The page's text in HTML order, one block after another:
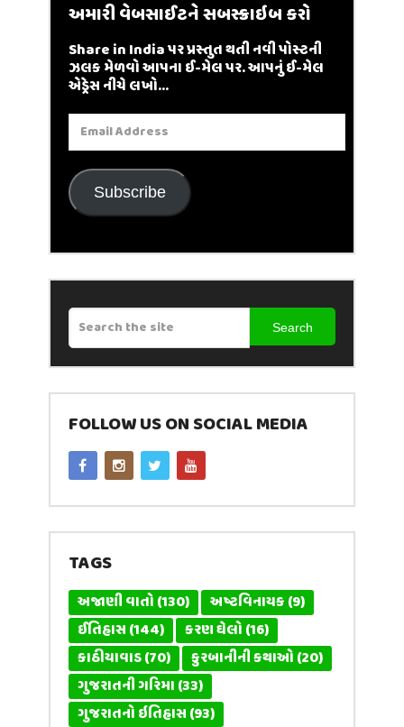
અમારી વેબસાઈટને સબસ્ક્રાઇબ કરો
Share in India પર પ્રસ્તુત થતી નવી પોસ્ટની
ઝલક મેળવો આપના ઈ-મેલ પર. આપનું ઈ-મેલ
એડ્રેસ નીચે લખો...
Email
Address
Subscribe
Search
FOLLOW US ON SOCIAL MEDIA
TAGS
અજાણી વાતો(130) અષ્ટવિનાયક(9)
ઈતિહાસ(144) કરણ ઘેલો(16)
કાઠીયાવાડ(70) કુરબાનીની કથાઓ(20)
ગુજરાતની ગરિમા(33)
ગુજરાતનો ઇતિહાસ(93)